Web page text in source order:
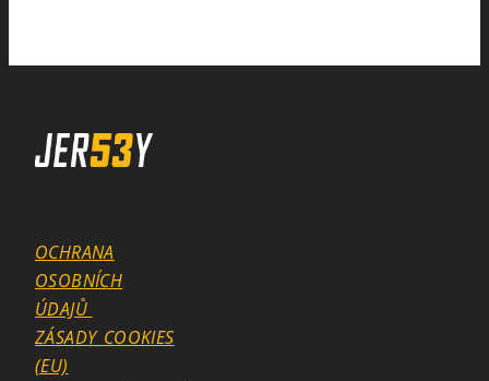
OCHRANA
OSOBNÍCH
ÚDAJŮ
ZÁSADY_COOKIES
(EU)